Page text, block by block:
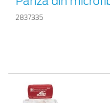
2837335